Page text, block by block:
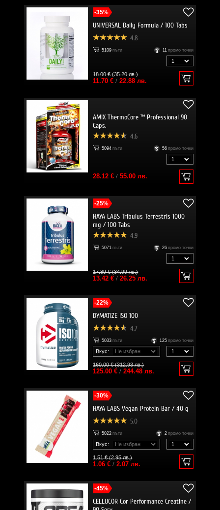
-35%
UNIVERSAL Daily Formula / 100 Tabs
4.8
5109 пъти 11 промо точки
18.00 € (35.20 лв.)
11.70 €/ 22.88 лв.
AMIX ThermoCore ™ Professional 90
Caps.
4.6
5094 пъти 56 промо точки
28.12 €/ 55.00 лв.
-25%
HAYA LABS Tribulus Terrestris 1000
mg / 100 Tabs
4.9
5071 пъти 26 промо точки
17.89 € (34.99 лв.)
13.42 €/ 26.25 лв.
-22%
DYMATIZE ISO 100
4.7
5033 пъти 125 промо точки
Вкус:
160.00 € (312.93 лв.)
125.00 €/ 244.48 лв.
-30%
HAYA LABS Vegan Protein Bar / 40 g
5.0
5022 пъти 2 промо точки
Вкус:
1.51 € (2.95 лв.)
1.06 €/ 2.07 лв.
-45%
CELLUCOR Cor Performance Creatine /